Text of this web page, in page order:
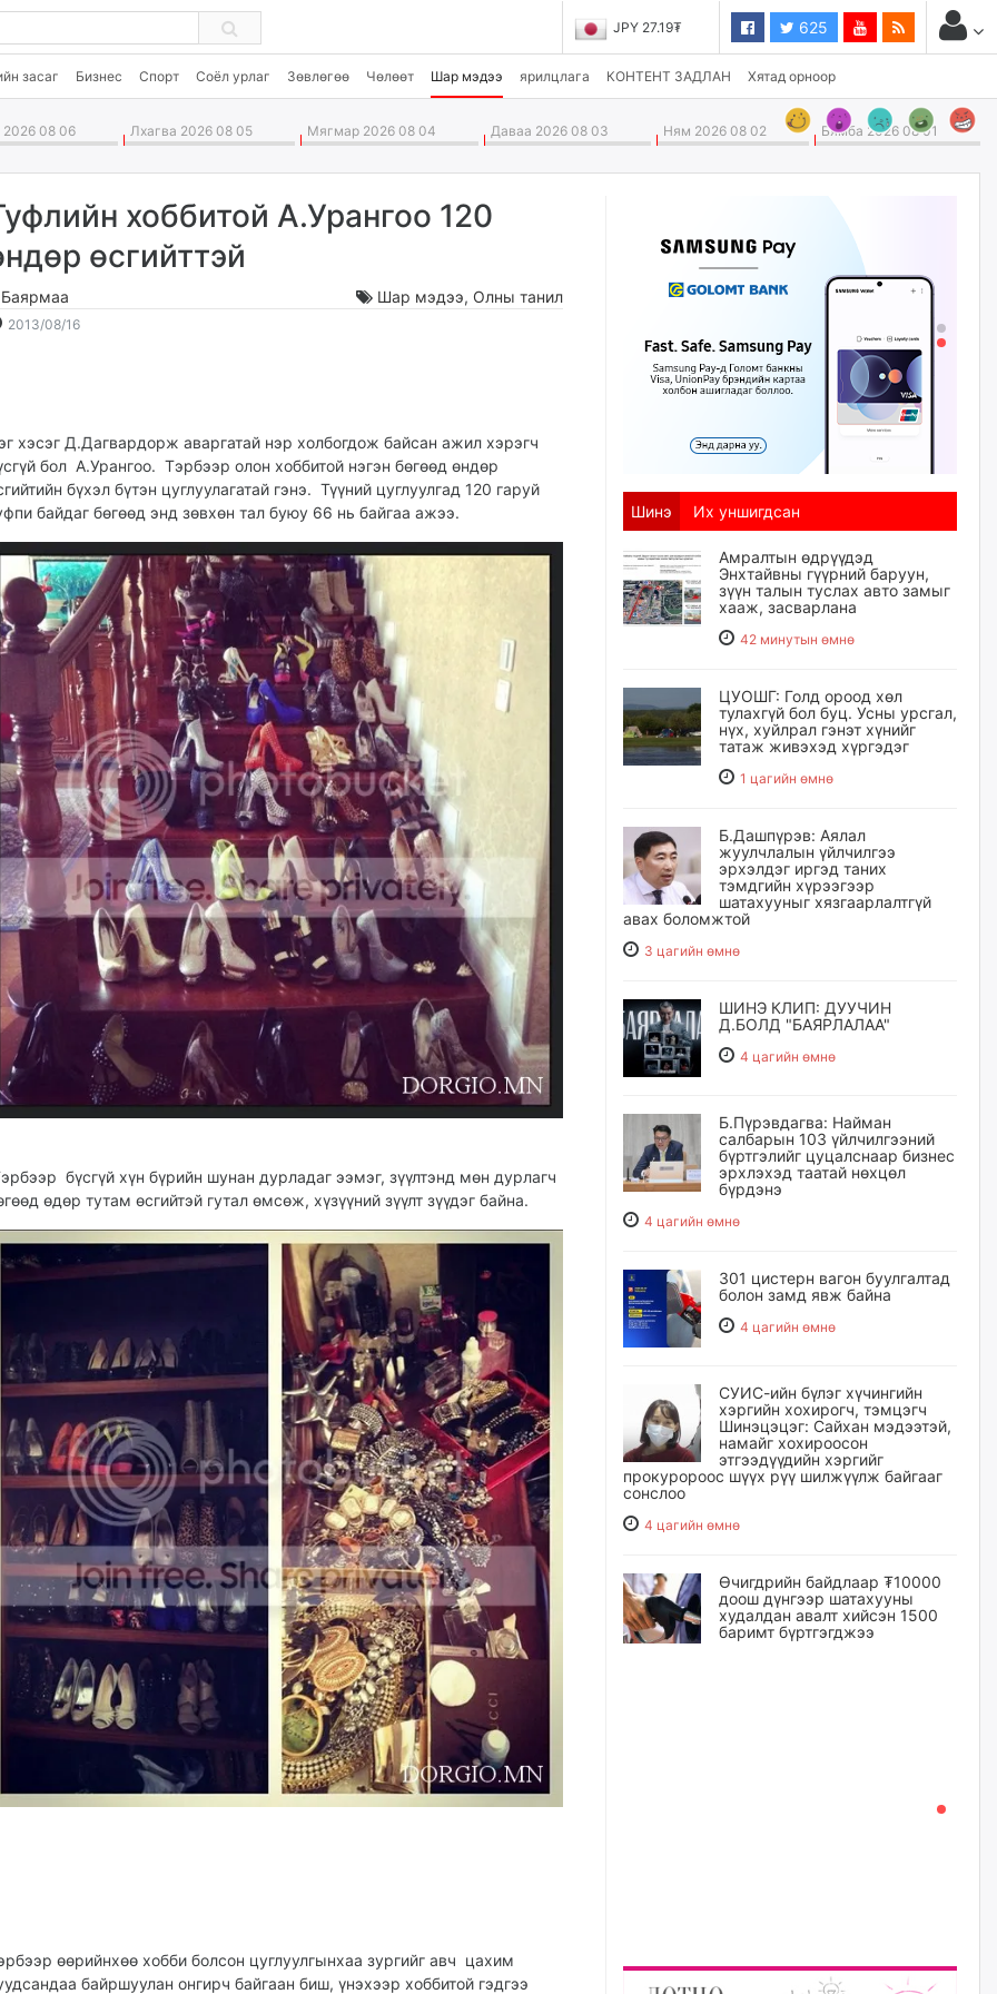
JPY 27.19₮ 625
засаг Бизнес Спорт Соёл урлаг Зөвлөгөө Чөлөөт Шар мэдээ ярилцлага КОНТЕНТ ЗАДЛАН Хятад орноор
08 06 Лхагва 2026 08 05 Мягмар 2026 08 04 Даваа 2026 08 03 Ням 2026 08 02 Бямба 2026 08 01
хоббитой А.Урангоо 120
өсгийттэй
Шар мэдээ, Олны танил
2013/08/162013-
2026-
хэсэг Д.Дагвардорж аваргатай нэр холбогдож байсан ажил хэрэгч
бол А.Урангоо. Тэрбээр олон хоббитой нэгэн бөгөөд өндөр
бүхэл бүтэн цуглуулагатай гэнэ. Түүний цуглуулгад 120 гаруй
байдаг бөгөөд энд зөвхөн тал буюу 66 нь байгаа ажээ.
бүсгүй хүн бүрийн шунан дурладаг ээмэг, зүүлтэнд мөн дурлагч
өдөр тутам өсгийтэй гутал өмсөж, хүзүүний зүүлт зүүдэг байна.
өөрийнхөө хобби болсон цуглуулгынхаа зургийг авч цахим
байршуулан онгирч байгаан биш, үнэхээр хоббитой гэдгээ
Шинэ Их уншигдсан
Амралтын өдрүүдэд
Энхтайвны гүүрний баруун,
зүүн талын туслах авто замыг
хааж, засварлана
42 минутын өмнө
ЦУОШГ: Голд ороод хөл
тулахгүй бол буц. Усны урсгал,
нүх, хуйлрал гэнэт хүнийг
татаж живэхэд хүргэдэг
1 цагийн өмнө
Б.Дашпүрэв: Аялал
жуулчлалын үйлчилгээ
эрхэлдэг иргэд таних
тэмдгийн хүрээгээр
шатахууныг хязгаарлалтгүй
авах боломжтой
3 цагийн өмнө
ШИНЭ КЛИП: ДУУЧИН
Д.БОЛД "БАЯРЛАЛАА"
4 цагийн өмнө
Б.Пүрэвдагва: Найман
салбарын 103 үйлчилгээний
бүртгэлийг цуцалснаар бизнес
эрхлэхэд таатай нөхцөл
бүрдэнэ
4 цагийн өмнө
301 цистерн вагон буулгалтад
болон замд явж байна
4 цагийн өмнө
СУИС-ийн бүлэг хүчингийн
хэргийн хохирогч, тэмцэгч
Шинэцэцэг: Сайхан мэдээтэй,
намайг хохироосон
этгээдүүдийн хэргийг
прокуророос шүүх рүү шилжүүлж байгааг
сонслоо
4 цагийн өмнө
Өчигдрийн байдлаар ₮10000
доош дүнгээр шатахууны
худалдан авалт хийсэн 1500
баримт бүртгэгджээ